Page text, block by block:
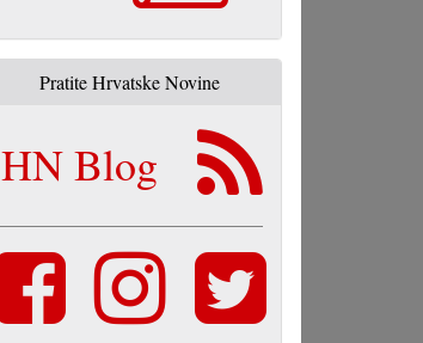
Pratite Hrvatske Novine
HN Blog